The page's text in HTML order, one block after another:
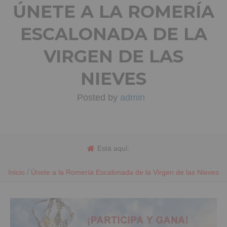
ÚNETE A LA ROMERÍA
ESCALONADA DE LA
VIRGEN DE LAS
NIEVES
Posted by admin
Está aquí:
Inicio / Únete a la Romería Escalonada de la Virgen de las Nieves